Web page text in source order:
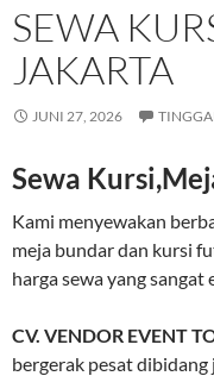
SEWA
JAKARTA
JUNI 27, 2026
Sewa
Kami menyewakan
meja bundar dan kursi
harga sewa yang sangat
CV. VENDOR EVENT
bergerak pesat dibidang